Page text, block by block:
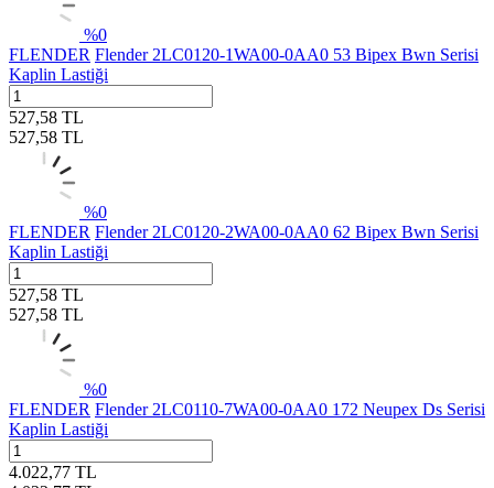
%0
FLENDER Flender 2LC0120-1WA00-0AA0 53 Bipex Bwn Serisi
Kaplin Lastiği
527,58 TL
527,58 TL
%0
FLENDER Flender 2LC0120-2WA00-0AA0 62 Bipex Bwn Serisi
Kaplin Lastiği
527,58 TL
527,58 TL
%0
FLENDER Flender 2LC0110-7WA00-0AA0 172 Neupex Ds Serisi
Kaplin Lastiği
4.022,77 TL